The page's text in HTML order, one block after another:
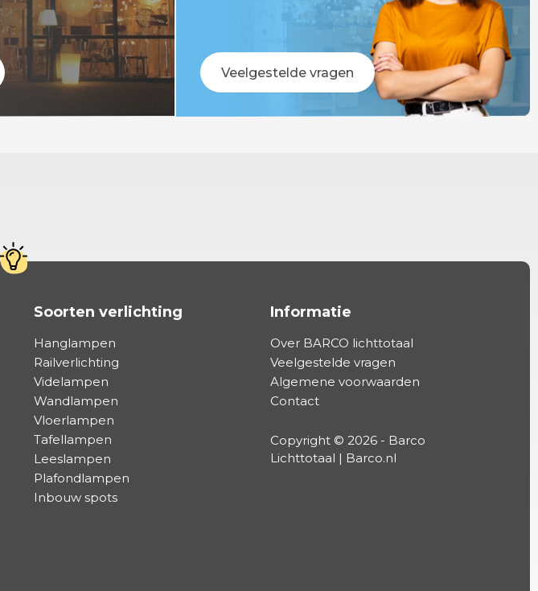
Veelgestelde vragen
Soorten verlichting
Hanglampen
Railverlichting
Videlampen
Wandlampen
Vloerlampen
Tafellampen
Leeslampen
Plafondlampen
Inbouw spots
Informatie
Over BARCO lichttotaal
Veelgestelde vragen
Algemene voorwaarden
Contact
Copyright © 2026 - Barco
Lichttotaal | Barco.nl